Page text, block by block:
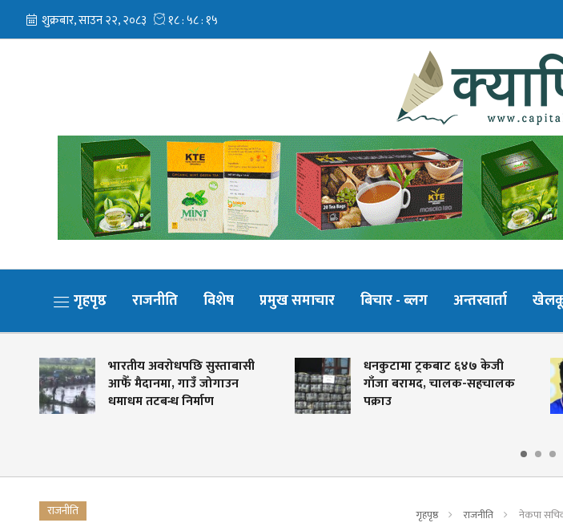
गृहपृष्ठ राजनीति विशेष प्रमुख समाचार बिचार - ब्लग अन्तरवार्ता
भारतीय अवरोधपछि सुस्ताबासी
आफैँ मैदानमा, गाउँ जोगाउन
धमाधम तटबन्ध निर्माण
धनकुटामा ट्रकबाट ६४७ केजी
गाँजा बरामद, चालक-सहचालक
पक्राउ
राजनीति गृहपृष्ठ राजनीति नेकपा